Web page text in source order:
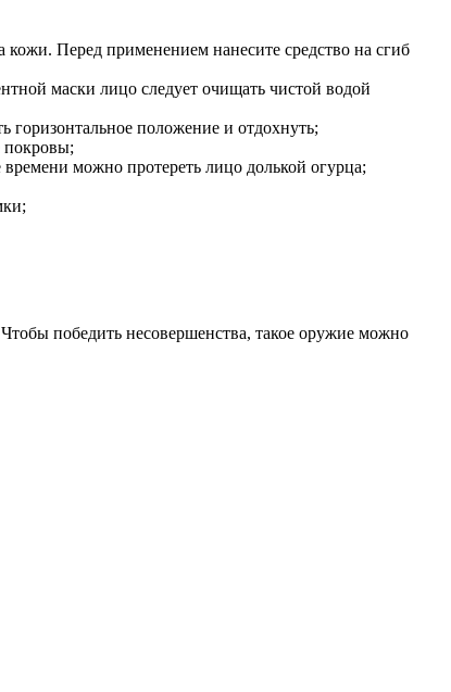
кожи. Перед применением нанесите средство на сгиб
маски лицо следует очищать чистой водой
горизонтальное положение и отдохнуть;
покровы;
можно протереть лицо долькой огурца;
победить несовершенства, такое оружие можно